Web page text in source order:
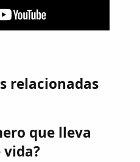
relacionadas
que lleva